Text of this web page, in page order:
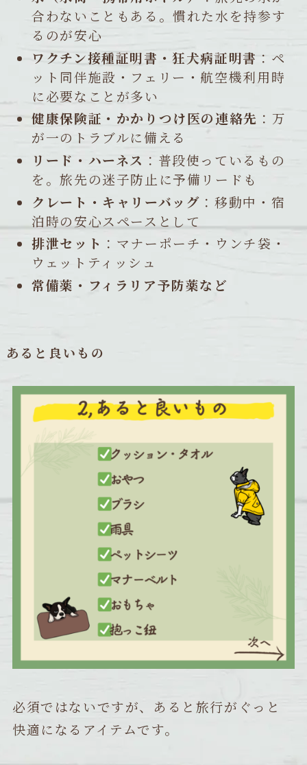
合わないこともある。慣れた水を持参す
るのが安心
ワクチン接種証明書・狂犬病証明書 ：ペ
ット同伴施設・フェリー・航空機利用時
に必要なことが多い
健康保険証・かかりつけ医の連絡先 ：万
が一のトラブルに備える
リード・ハーネス ：普段使っているもの
を。旅先の迷子防止に予備リードも
クレート・キャリーバッグ ：移動中・宿
泊時の安心スペースとして
排泄セット ：マナーポーチ・ウンチ袋・
ウェットティッシュ
常備薬・フィラリア予防薬など
あると良いもの
必須ではないですが、あると旅行がぐっと
快適になるアイテムです。